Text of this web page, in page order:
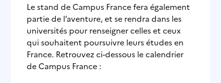
Le stand de Campus France fera également
partie de l’aventure, et se rendra dans les
universités pour renseigner celles et ceux
qui souhaitent poursuivre leurs études en
France. Retrouvez ci-dessous le calendrier
de Campus France :